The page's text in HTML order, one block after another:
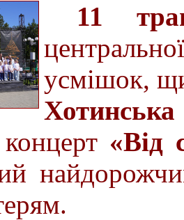
11
усмішок,
«Від